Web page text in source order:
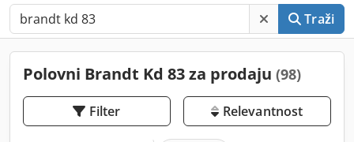
Traži
Polovni Brandt Kd 83 za prodaju (98)
Filter Relevantnost